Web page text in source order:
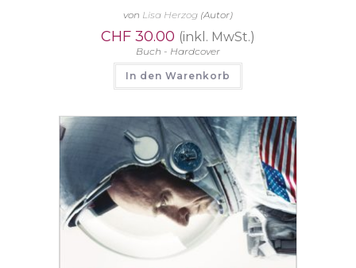
von Lisa Herzog (Autor)
CHF 30.00 (inkl. MwSt.)
Buch - Hardcover
In den Warenkorb